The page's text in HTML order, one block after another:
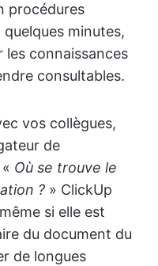
procédures
minutes,
les connaissances
consultables.
vos collègues,
de
Où se trouve le
? » ClickUp
si elle est
du document du
de longues